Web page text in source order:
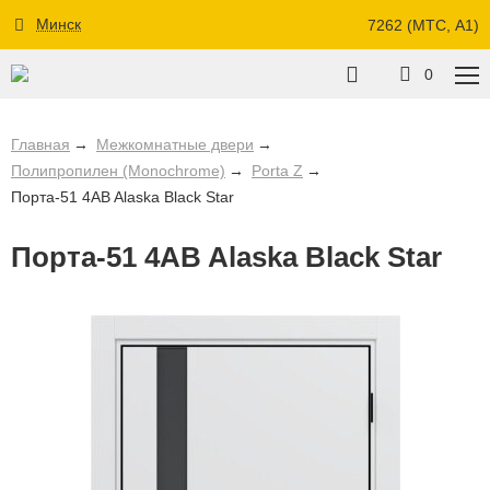
Минск 7262 (МТС, A1)
0
Главная
Межкомнатные двери
Полипропилен (Monochrome)
Porta Z
Порта-51 4AB Alaska Black Star
Порта-51 4AB Alaska Black Star